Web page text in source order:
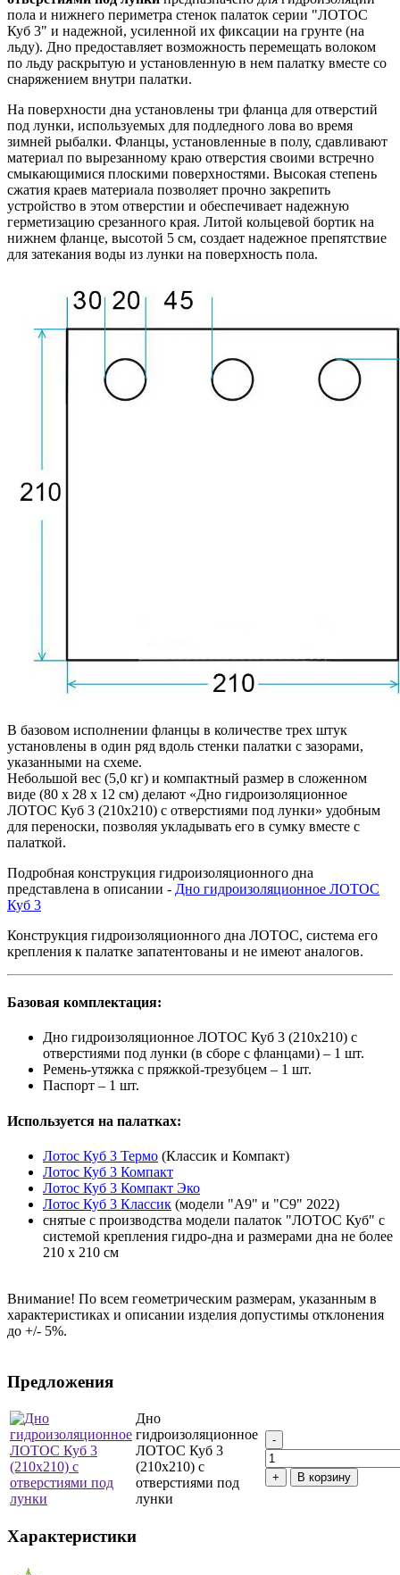
пола и нижнего периметра стенок палаток серии "ЛОТОС
Куб 3" и надежной, усиленной их фиксации на грунте (на
льду). Дно предоставляет возможность перемещать волоком
по льду раскрытую и установленную в нем палатку вместе со
снаряжением внутри палатки.
На поверхности дна установлены три фланца для отверстий
под лунки, используемых для подледного лова во время
зимней рыбалки. Фланцы, установленные в полу, сдавливают
материал по вырезанному краю отверстия своими встречно
смыкающимися плоскими поверхностями. Высокая степень
сжатия краев материала позволяет прочно закрепить
устройство в этом отверстии и обеспечивает надежную
герметизацию срезанного края. Литой кольцевой бортик на
нижнем фланце, высотой 5 см, создает надежное препятствие
для затекания воды из лунки на поверхность пола.
В базовом исполнении фланцы в количестве трех штук
установлены в один ряд вдоль стенки палатки с зазорами,
указанными на схеме.
Небольшой вес (5,0 кг) и компактный размер в сложенном
виде (80 х 28 х 12 см) делают «Дно гидроизоляционное
ЛОТОС Куб 3 (210х210) с отверстиями под лунки» удобным
для переноски, позволяя укладывать его в сумку вместе с
палаткой.
Подробная конструкция гидроизоляционного дна
представлена в описании - Дно гидроизоляционное ЛОТОС
Куб 3
Конструкция гидроизоляционного дна ЛОТОС, система его
крепления к палатке запатентованы и не имеют аналогов.
Базовая комплектация:
Дно гидроизоляционное ЛОТОС Куб 3 (210х210) с
отверстиями под лунки (в сборе с фланцами) – 1 шт.
Ремень-утяжка с пряжкой-трезубцем – 1 шт.
Паспорт – 1 шт.
Используется на палатках:
Лотос Куб 3 Термо (Классик и Компакт)
Лотос Куб 3 Компакт
Лотос Куб 3 Компакт Эко
Лотос Куб 3 Классик (модели "А9" и "С9" 2022)
снятые с производства модели палаток "ЛОТОС Куб" с
системой крепления гидро-дна и размерами дна не более
210 х 210 см
Внимание! По всем геометрическим размерам, указанным в
характеристиках и описании изделия допустимы отклонения
до +/- 5%.
Предложения
Дно
гидроизоляционное
ЛОТОС Куб 3
(210х210) с
отверстиями под
лунки
Характеристики